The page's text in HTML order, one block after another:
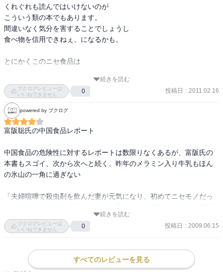
くれぐれも読んではいけないのが
こういう類の本でもあります。
間違いなく気分を害することでしょうし
食べ物を信用できねぇ、になるかも。
とにかくこのニセ食品は
うんざりさせられるものばっかりです。
しかも摘発されてもまた新しいものを
作り出すという、負の意味での商魂のたくましさ。
これは読んだものこそその
上記のような状態に読んでしまったら…
そして言えること…
この裏側の状態では
続きを読む
ブクログレビューは
いいねできません
0 投稿日 : 2011.02.16
powered by ブクログ
富阪聡氏の中国食品レポート
中国食品の危険性に対するレポートは数限りなくあるが、富阪氏の
本書もスゴイ、次から次へと続く、昨年のメラミン入り牛乳もほん
の氷山の一角に過ぎない
「夫婦喧嘩で殺虫剤を飲んだ妻が元気になり、初めてニセモノだっ
りをして、その酒がニセモノで、夫婦は死んでしまった」
は、中国社会の過当競争である。過激なサバイバルゲームである。
日本人は以前ならば知る必要も無く過ごすことが出来たかもしれな
続きを読む
ブクログレビューは
いいねできません
0 投稿日 : 2009.06.15
すべてのレビューを見る